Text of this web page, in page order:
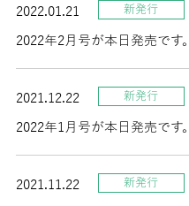
2022.01.21 新発行
2022年2月号が本日発売です。
2021.12.22 新発行
2022年1月号が本日発売です。
2021.11.22 新発行